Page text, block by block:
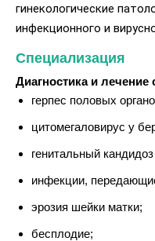
гинекологические
инфекционного и
Специализация
Диагностика и
герпес половых
цитомегаловирус у
генитальный
инфекции,
эрозия шейки матки;
бесплодие;